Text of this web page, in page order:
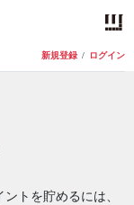
新規登録 / ログイン
トを貯めるには、